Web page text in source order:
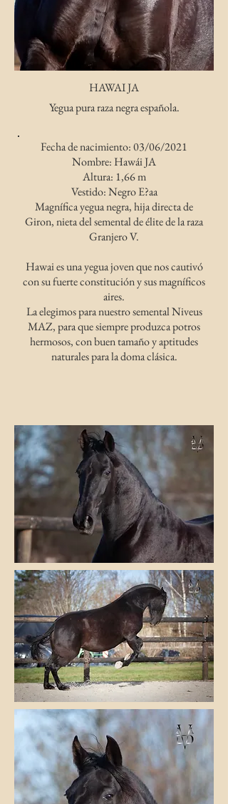
HAWAI JA
Yegua pura raza negra española.
Fecha de nacimiento: 03/06/2021
Nombre: Hawái JA
Altura: 1,66 m
Vestido: Negro E?aa
Magnífica yegua negra, hija directa de
Giron, nieta del semental de élite de la raza
Granjero V.
Hawai es una yegua joven que nos cautivó
con su fuerte constitución y sus magníficos
aires.
La elegimos para nuestro semental Niveus
MAZ, para que siempre produzca potros
hermosos, con buen tamaño y aptitudes
naturales para la doma clásica.